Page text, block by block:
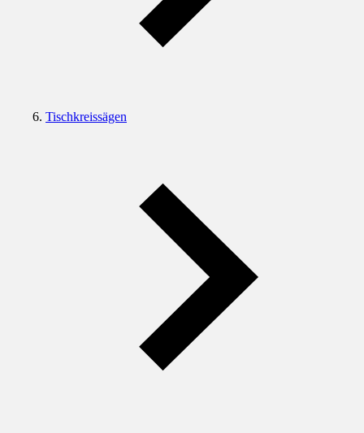
Tischkreissägen